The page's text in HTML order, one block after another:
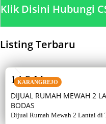
Klik Disini Hubungi
Listing Terbaru
KARANGREJO
DIJUAL RUMAH MEWAH 2
BODAS
Dijual Rumah Mewah 2 Lantai di
14,5 M